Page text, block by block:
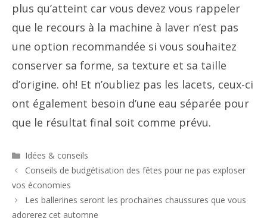
plus qu’atteint car vous devez vous rappeler
que le recours à la machine à laver n’est pas
une option recommandée si vous souhaitez
conserver sa forme, sa texture et sa taille
d’origine. oh! Et n’oubliez pas les lacets, ceux-ci
ont également besoin d’une eau séparée pour
que le résultat final soit comme prévu.
Catégories
Idées & conseils
Navigation
des
Conseils de budgétisation des fêtes pour ne pas exploser
vos économies
Les ballerines seront les prochaines chaussures que vous
adorerez cet automne